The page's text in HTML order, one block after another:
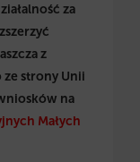
za
z
strony Unii
na
Małych